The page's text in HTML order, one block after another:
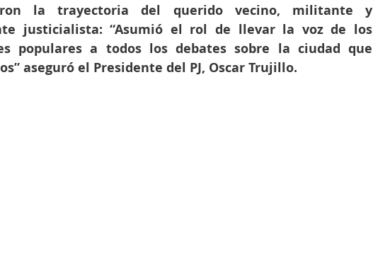
la trayectoria del querido vecino, militante y
justicialista: “Asumió el rol de llevar la voz de los
populares a todos los debates sobre la ciudad que
aseguró el Presidente del PJ, Oscar Trujillo.